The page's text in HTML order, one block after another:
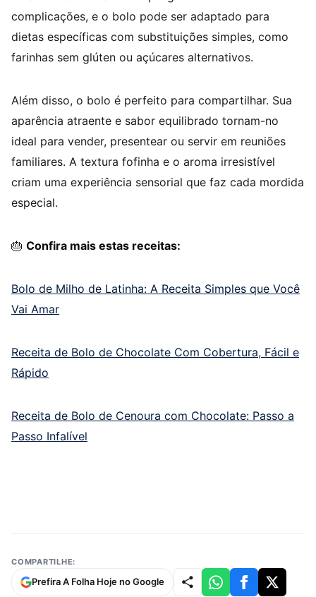
complicações, e o bolo pode ser adaptado para
dietas específicas com substituições simples, como
farinhas sem glúten ou açúcares alternativos.
Além disso, o bolo é perfeito para compartilhar. Sua
aparência atraente e sabor equilibrado tornam-no
ideal para vender, presentear ou servir em reuniões
familiares. A textura fofinha e o aroma irresistível
criam uma experiência sensorial que faz cada mordida
especial.
🎂 Confira mais estas receitas:
Bolo de Milho de Latinha: A Receita Simples que Você
Vai Amar
Receita de Bolo de Chocolate Com Cobertura, Fácil e
Rápido
Receita de Bolo de Cenoura com Chocolate: Passo a
Passo Infalível
COMPARTILHE:
Prefira A Folha Hoje no Google